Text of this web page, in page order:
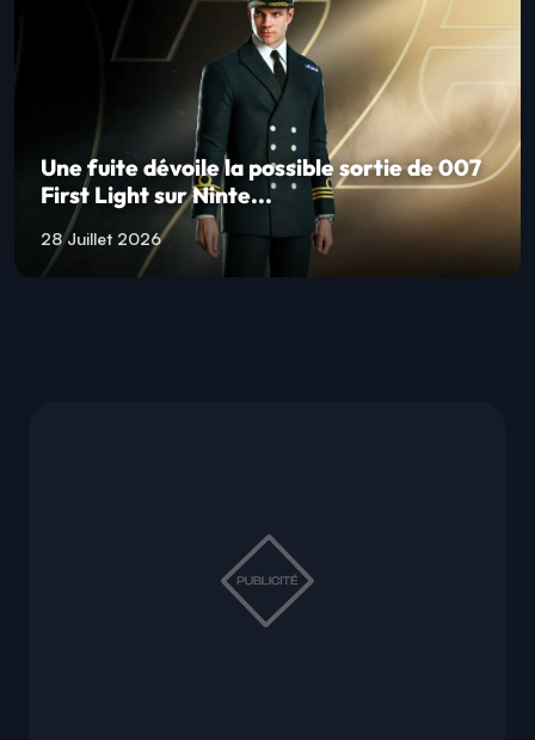
Une fuite dévoile la possible sortie de 007
First Light sur Ninte...
28 Juillet 2026